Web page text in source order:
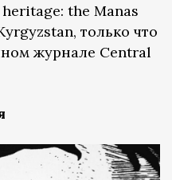
the Manas
только что
журнале Central